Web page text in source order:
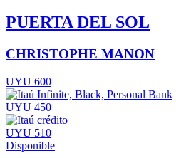
PUERTA DEL SOL
CHRISTOPHE MANON
UYU 600
UYU 450
UYU 510
Disponible